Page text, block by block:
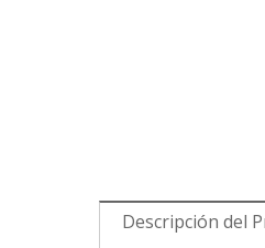
Descripción del